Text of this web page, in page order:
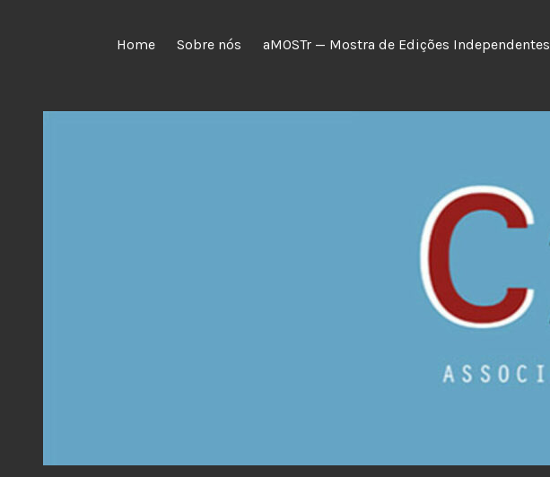
Home Sobre nós aMOSTr — Mostra de Edições Independentes